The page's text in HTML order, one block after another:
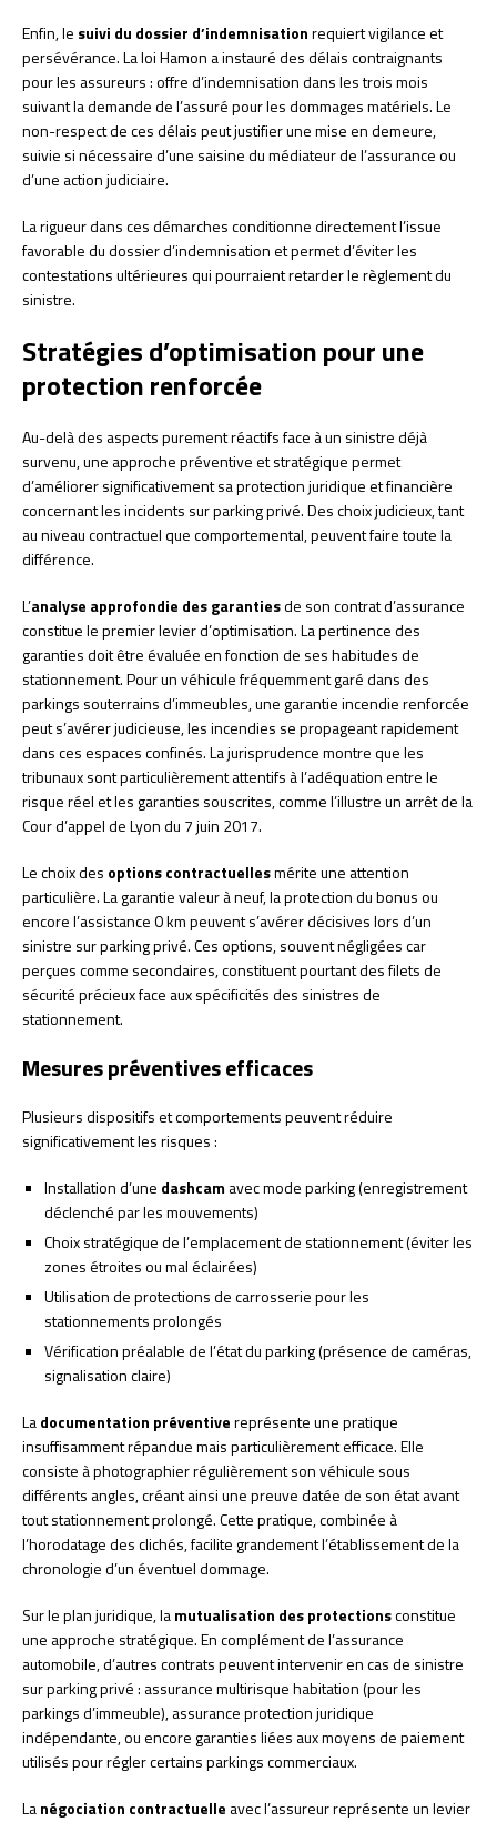
Enfin, le suivi du dossier d’indemnisationrequiert vigilance et
persévérance. La loi Hamon a instauré des délais contraignants
pour les assureurs : offre d’indemnisation dans les trois mois
suivant la demande de l’assuré pour les dommages matériels. Le
non-respect de ces délais peut justifier une mise en demeure,
suivie si nécessaire d’une saisine du médiateur de l’assurance ou
d’une action judiciaire.
La rigueur dans ces démarches conditionne directement l’issue
favorable du dossier d’indemnisation et permet d’éviter les
contestations ultérieures qui pourraient retarder le règlement du
sinistre.
Stratégies d’optimisation pour une
protection renforcée
Au-delà des aspects purement réactifs face à un sinistre déjà
survenu, une approche préventive et stratégique permet
d’améliorer significativement sa protection juridique et financière
concernant les incidents sur parking privé. Des choix judicieux, tant
au niveau contractuel que comportemental, peuvent faire toute la
différence.
L’analyse approfondie des garantiesde son contrat d’assurance
constitue le premier levier d’optimisation. La pertinence des
garanties doit être évaluée en fonction de ses habitudes de
stationnement. Pour un véhicule fréquemment garé dans des
parkings souterrains d’immeubles, une garantie incendie renforcée
peut s’avérer judicieuse, les incendies se propageant rapidement
dans ces espaces confinés. La jurisprudence montre que les
tribunaux sont particulièrement attentifs à l’adéquation entre le
risque réel et les garanties souscrites, comme l’illustre un arrêt de la
Cour d’appel de Lyon du 7 juin 2017.
Le choix des options contractuellesmérite une attention
particulière. La garantie valeur à neuf, la protection du bonus ou
encore l’assistance 0 km peuvent s’avérer décisives lors d’un
sinistre sur parking privé. Ces options, souvent négligées car
perçues comme secondaires, constituent pourtant des filets de
sécurité précieux face aux spécificités des sinistres de
stationnement.
Mesures préventives efficaces
Plusieurs dispositifs et comportements peuvent réduire
significativement les risques :
Installation d’une dashcamavec mode parking (enregistrement
déclenché par les mouvements)
Choix stratégique de l’emplacement de stationnement (éviter les
zones étroites ou mal éclairées)
Utilisation de protections de carrosserie pour les
stationnements prolongés
Vérification préalable de l’état du parking (présence de caméras,
signalisation claire)
Ladocumentation préventivereprésente une pratique
insuffisamment répandue mais particulièrement efficace. Elle
consiste à photographier régulièrement son véhicule sous
différents angles, créant ainsi une preuve datée de son état avant
tout stationnement prolongé. Cette pratique, combinée à
l’horodatage des clichés, facilite grandement l’établissement de la
chronologie d’un éventuel dommage.
Sur le plan juridique, lamutualisation des protectionsconstitue
une approche stratégique. En complément de l’assurance
automobile, d’autres contrats peuvent intervenir en cas de sinistre
sur parking privé : assurance multirisque habitation (pour les
parkings d’immeuble), assurance protection juridique
indépendante, ou encore garanties liées aux moyens de paiement
utilisés pour régler certains parkings commerciaux.
Lanégociation contractuelle avec l’assureur représente un levier